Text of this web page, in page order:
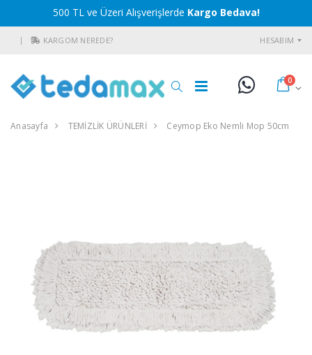
500 TL ve Üzeri Alışverişlerde Kargo Bedava!
KARGOM NEREDE? HESABIM
0
Anasayfa TEMİZLİK ÜRÜNLERİ Ceymop Eko Nemli Mop 50cm